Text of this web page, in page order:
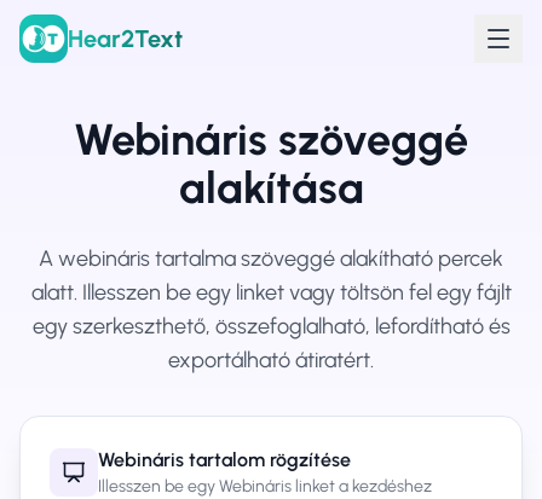
Hear2Text
Webináris szöveggé
alakítása
A webináris tartalma szöveggé alakítható percek
alatt. Illesszen be egy linket vagy töltsön fel egy fájlt
egy szerkeszthető, összefoglalható, lefordítható és
exportálható átiratért.
Webináris tartalom rögzítése
Illesszen be egy Webináris linket a kezdéshez